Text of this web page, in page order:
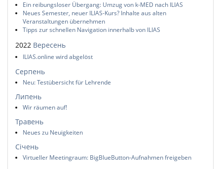
Ein reibungsloser Übergang: Umzug von k-MED nach ILIAS
Neues Semester, neuer ILIAS-Kurs? Inhalte aus alten
Veranstaltungen übernehmen
Tipps zur schnellen Navigation innerhalb von ILIAS
2022 Вересень
ILIAS.online wird abgelöst
Серпень
Neu: Testübersicht für Lehrende
Липень
Wir räumen auf!
Травень
Neues zu Neuigkeiten
Січень
Virtueller Meetingraum: BigBlueButton-Aufnahmen freigeben